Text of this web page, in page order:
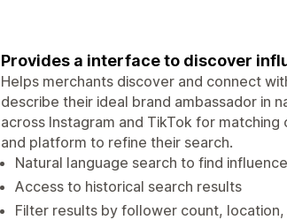
Provides a interface to discover
Helps merchants discover and connect
describe their ideal brand ambassador in
across Instagram and TikTok for
and platform to refine their search.
Natural language search to find
Access to historical search results
Filter results by follower count,